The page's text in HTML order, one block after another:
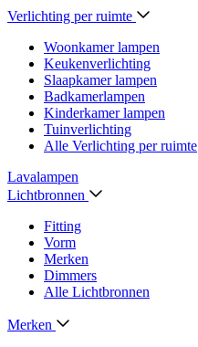
Verlichting per ruimte
Woonkamer lampen
Keukenverlichting
Slaapkamer lampen
Badkamerlampen
Kinderkamer lampen
Tuinverlichting
Alle Verlichting per ruimte
Lavalampen
Lichtbronnen
Fitting
Vorm
Merken
Dimmers
Alle Lichtbronnen
Merken